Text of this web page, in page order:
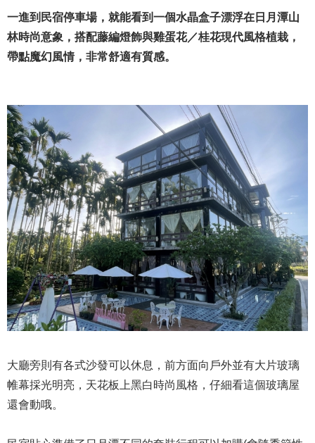
一進到民宿停車場，就能看到一個水晶盒子漂浮在日月潭山
林時尚意象，搭配藤編燈飾與雞蛋花／桂花現代風格植栽，
帶點魔幻風情，非常舒適有質感。
大廳旁則有各式沙發可以休息，前方面向戶外並有大片玻璃
帷幕採光明亮，天花板上黑白時尚風格，仔細看這個玻璃屋
還會動哦。